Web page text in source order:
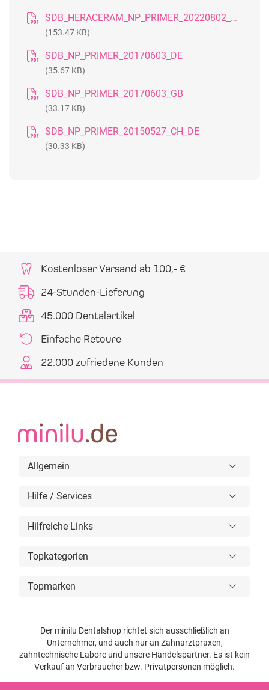
SDB_HERACERAM_NP_PRIMER_20220802_GB
(153.47 KB)
SDB_NP_PRIMER_20170603_DE
(35.67 KB)
SDB_NP_PRIMER_20170603_GB
(33.17 KB)
SDB_NP_PRIMER_20150527_CH_DE
(30.33 KB)
Kostenloser Versand ab 100,- €
24-Stunden-Lieferung
45.000 Dentalartikel
Einfache Retoure
22.000 zufriedene Kunden
Allgemein
Hilfe / Services
Hilfreiche Links
Topkategorien
Topmarken
Der minilu Dentalshop richtet sich ausschließlich an
Unternehmer, und auch nur an Zahnarztpraxen,
zahntechnische Labore und unsere Handelspartner. Es ist kein
Verkauf an Verbraucher bzw. Privatpersonen möglich.